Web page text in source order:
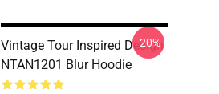
Vintage Tour Inspired Design
NTAN1201 Blur Hoodie
-20%